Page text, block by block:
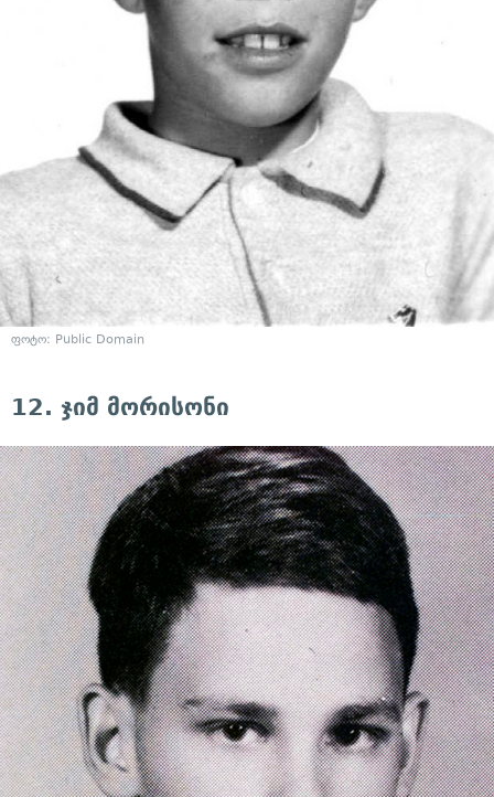
ფოტო: Public Domain
12. ჯიმ მორისონი